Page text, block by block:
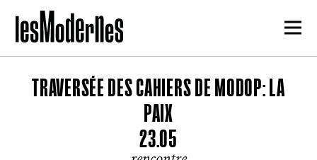
TRAVERSÉE DES CAHIERS DE MODOP: LA
PAIX
23.05